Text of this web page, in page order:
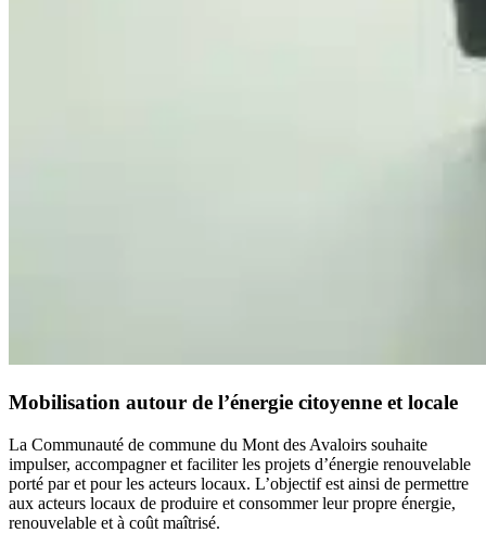
Mobilisation autour de l’énergie citoyenne et locale
La Communauté de commune du Mont des Avaloirs souhaite
impulser, accompagner et faciliter les projets d’énergie renouvelable
porté par et pour les acteurs locaux. L’objectif est ainsi de permettre
aux acteurs locaux de produire et consommer leur propre énergie,
renouvelable et à coût maîtrisé.